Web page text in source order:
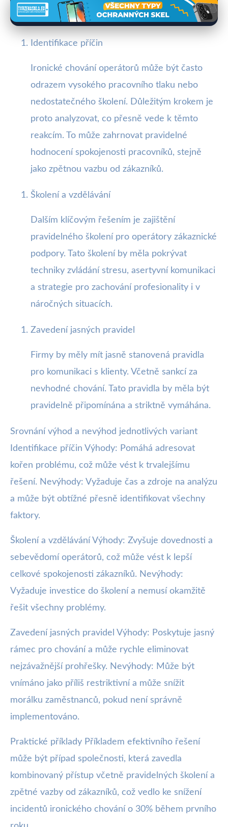
Identifikace příčin
Ironické chování operátorů může být často
odrazem vysokého pracovního tlaku nebo
nedostatečného školení. Důležitým krokem je
proto analyzovat, co přesně vede k těmto
reakcím. To může zahrnovat pravidelné
hodnocení spokojenosti pracovníků, stejně
jako zpětnou vazbu od zákazníků.
Školení a vzdělávání
Dalším klíčovým řešením je zajištění
pravidelného školení pro operátory zákaznické
podpory. Tato školení by měla pokrývat
techniky zvládání stresu, asertyvní komunikaci
a strategie pro zachování profesionality i v
náročných situacích.
Zavedení jasných pravidel
Firmy by měly mít jasně stanovená pravidla
pro komunikaci s klienty. Včetně sankcí za
nevhodné chování. Tato pravidla by měla být
pravidelně připomínána a striktně vymáhána.
Srovnání výhod a nevýhod jednotlivých variant
Identifikace příčin Výhody: Pomáhá adresovat
kořen problému, což může vést k trvalejšímu
řešení. Nevýhody: Vyžaduje čas a zdroje na analýzu
a může být obtížné přesně identifikovat všechny
faktory.
Školení a vzdělávání Výhody: Zvyšuje dovednosti a
sebevědomí operátorů, což může vést k lepší
celkové spokojenosti zákazníků. Nevýhody:
Vyžaduje investice do školení a nemusí okamžitě
řešit všechny problémy.
Zavedení jasných pravidel Výhody: Poskytuje jasný
rámec pro chování a může rychle eliminovat
nejzávažnější prohřešky. Nevýhody: Může být
vnímáno jako příliš restriktivní a může snížit
morálku zaměstnanců, pokud není správně
implementováno.
Praktické příklady Příkladem efektivního řešení
může být případ společnosti, která zavedla
kombinovaný přístup včetně pravidelných školení a
zpětné vazby od zákazníků, což vedlo ke snížení
incidentů ironického chování o 30% během prvního